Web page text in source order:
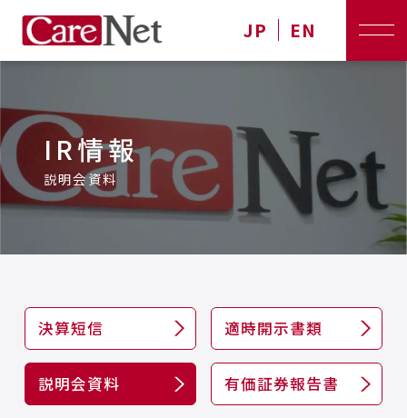
JP EN
IR情報
説明会資料
決算短信 適時開示書類
説明会資料 有価証券報告書